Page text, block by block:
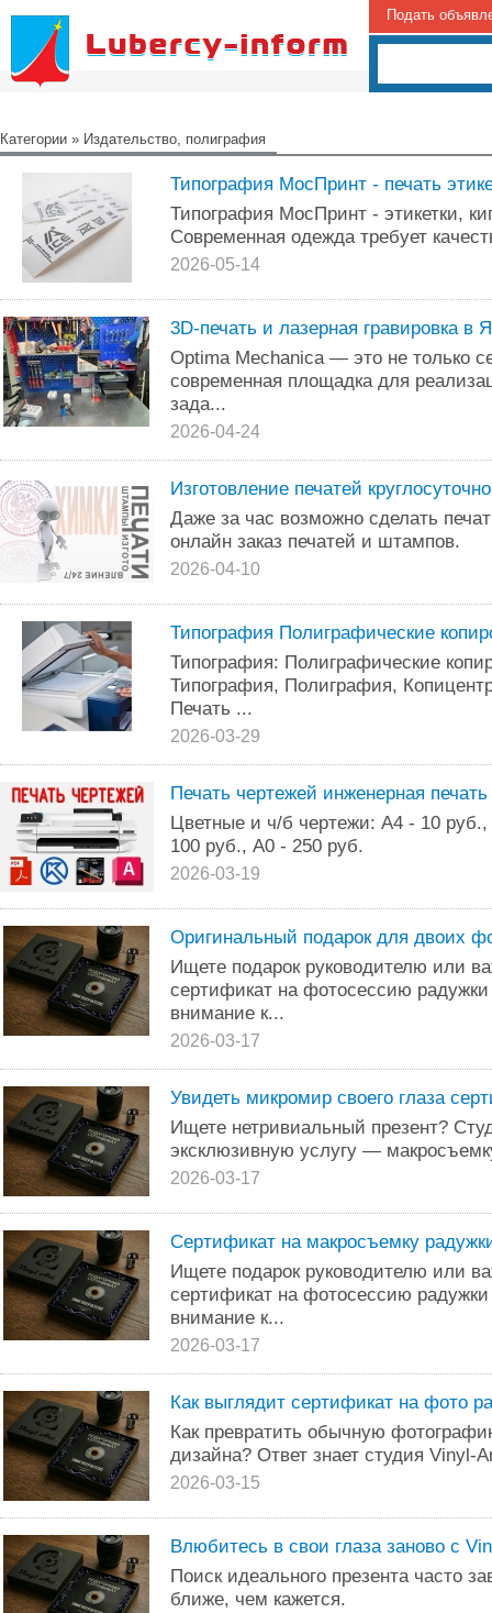
Подать
Категории » Издательство, полиграфия
Типография МосПринт - печать
Типография МосПринт - этикетки,
Современная одежда требует
2026-05-14
3D-печать и лазерная гравировка в
Optima Mechanica — это не только
современная площадка для
зада...
2026-04-24
Изготовление печатей
Даже за час возможно сделать
онлайн заказ печатей и штампов.
2026-04-10
Типография Полиграфические
Типография: Полиграфические
Типография, Полиграфия,
Печать ...
2026-03-29
Печать чертежей инженерная печать
Цветные и ч/б чертежи: А4 - 10
100 руб., А0 - 250 руб.
2026-03-19
Оригинальный подарок для двоих
Ищете подарок руководителю или
сертификат на фотосессию радужки
внимание к...
2026-03-17
Увидеть микромир своего глаза
Ищете нетривиальный презент?
эксклюзивную услугу —
2026-03-17
Сертификат на макросъемку
Ищете подарок руководителю или
сертификат на фотосессию радужки
внимание к...
2026-03-17
Как выглядит сертификат на фото
Как превратить обычную
дизайна? Ответ знает студия Vinyl-
2026-03-15
Влюбитесь в свои глаза заново с
Поиск идеального презента часто
ближе, чем кажется.